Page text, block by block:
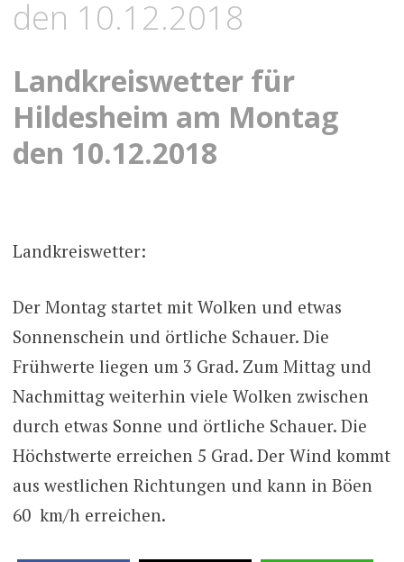
den 10.12.2018
Landkreiswetter für
Hildesheim am Montag
den 10.12.2018
Landkreiswetter:
Der Montag startet mit Wolken und etwas
Sonnenschein und örtliche Schauer. Die
Frühwerte liegen um 3 Grad. Zum Mittag und
Nachmittag weiterhin viele Wolken zwischen
durch etwas Sonne und örtliche Schauer. Die
Höchstwerte erreichen 5 Grad. Der Wind kommt
aus westlichen Richtungen und kann in Böen
60 km/h erreichen.